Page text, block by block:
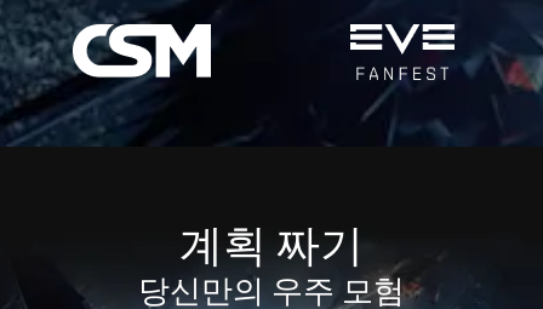
계획 짜기
당신만의 우주 모험